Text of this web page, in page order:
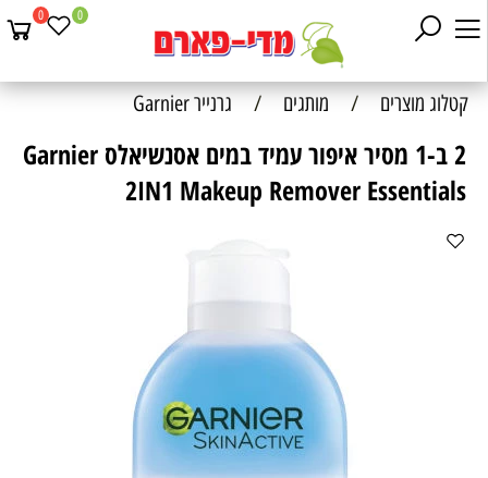
0 0
קטלוג מוצרים / מותגים / גרנייר Garnier
2 ב-1 מסיר איפור עמיד במים אסנשיאלס Garnier
2IN1 Makeup Remover Essentials